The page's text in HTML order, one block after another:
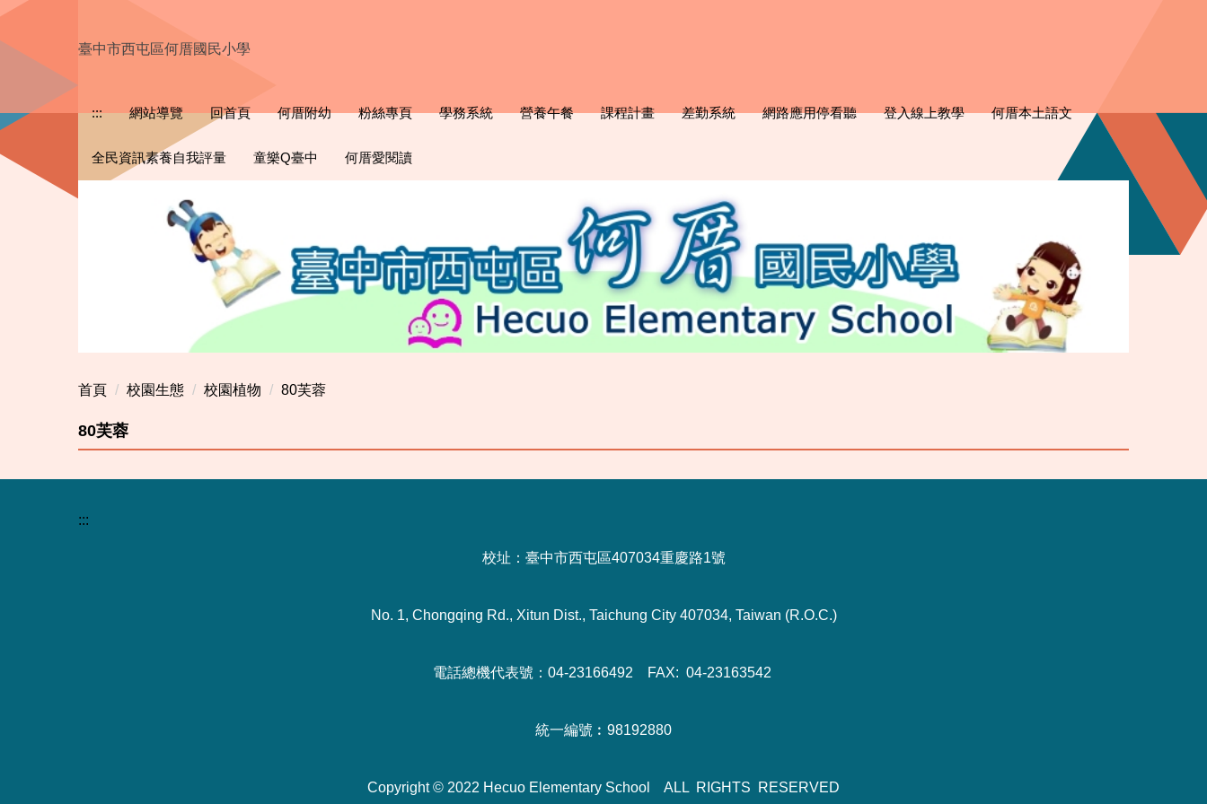
跳
主
容
臺中市西屯區何厝國民小學
::: 網站導覽 回首頁 何厝附幼 粉絲專頁 學務系統 營養午餐 課程計畫 差勤系統 網路應用停看聽 登入線上教學 何厝本土語文
全民資訊素養自我評量 童樂Q臺中 何厝愛閱讀
首頁 校園生態 校園植物 80芙蓉
80芙蓉
:::
校址：臺中市西屯區407034重慶路1號
No. 1, Chongqing Rd., Xitun Dist., Taichung City 407034, Taiwan (R.O.C.)
電話總機代表號：04-23166492 FAX: 04-23163542
統一編號︰98192880
Copyright © 2022 Hecuo Elementary School ALL RIGHTS RESERVED